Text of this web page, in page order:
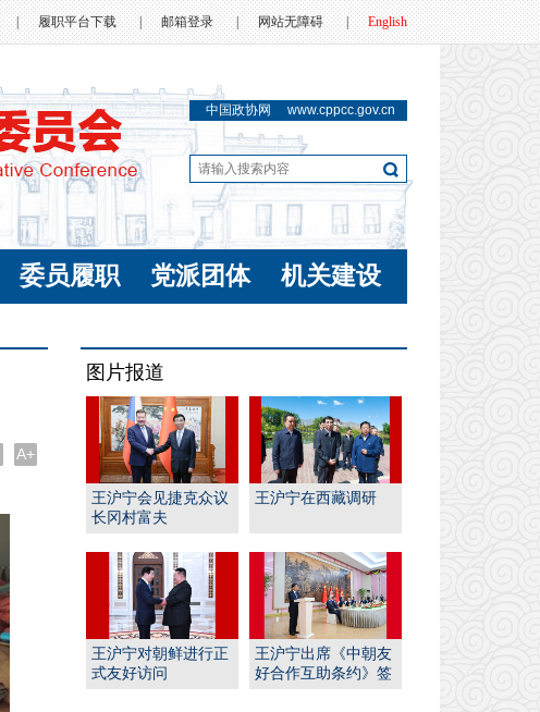
履职平台下载 | 邮箱登录 网站无障碍 | English
中国政协网 www.cppcc.gov.cn
委员履职 党派团体 机关建设
A+
图片报道
王沪宁会见捷克众议
长冈村富夫
王沪宁在西藏调研
王沪宁对朝鲜进行正
式友好访问
王沪宁出席《中朝友
好合作互助条约》签